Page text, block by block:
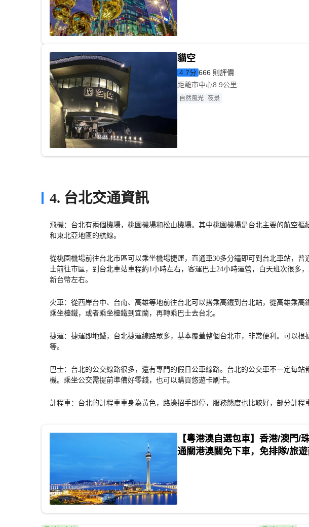
貓空
4.7分 666 則評價
距離市中心8.9公里
自然風光 夜景
4. 台北交通資訊
飛機：台北有兩個機場，桃園機場和松山機場。其中桃園機場是台北主要的航空
和東北亞地區的航線。
從桃園機場前往台北市區可以乘坐機場捷運，直通車30多分鐘即可到台北車站，
士前往市區，到台北車站車程約1小時左右，客運巴士24小時運營，白天班次很多
新台幣左右。
火車：從西岸台中、台南、高雄等地前往台北可以搭乘高鐵到台北站，從高雄乘
乘坐檯鐵，或者乘坐檯鐵到宜蘭，再轉乘巴士去台北。
捷運：捷運即地鐵，台北捷運線路眾多，基本覆蓋整個台北市，非常便利。可以
等。
巴士：台北的公交線路很多，還有專門的假日公車線路。台北的公交車不一定每
機。乘坐公交需提前準備好零錢，也可以購買悠遊卡刷卡。
計程車：台北的計程車車身為黃色，路邊招手即停，服務態度也比較好，部分計程
【粵港澳自選包車】香港/澳門/
通關港澳關免下車，免排隊/旅